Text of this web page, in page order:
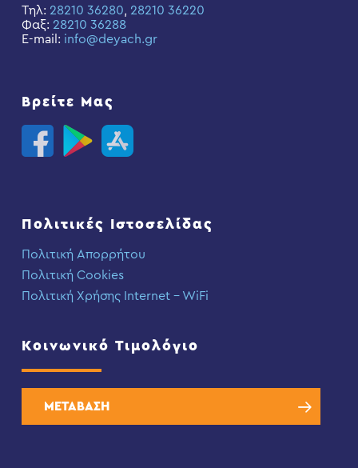
Τηλ: 28210 36280, 28210 36220
Φαξ: 28210 36288
E-mail: info@deyach.gr
Βρείτε Μας
Πολιτικές Ιστοσελίδας
Πολιτική Απορρήτου
Πολιτική Cookies
Πολιτική Χρήσης Internet – WiFi
Κοινωνικό Τιμολόγιο
ΜΕΤΑΒΑΣΗ